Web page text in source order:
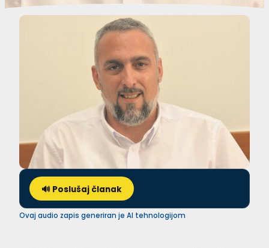
🔊 Poslušaj članak
Ovaj audio zapis generiran je AI tehnologijom